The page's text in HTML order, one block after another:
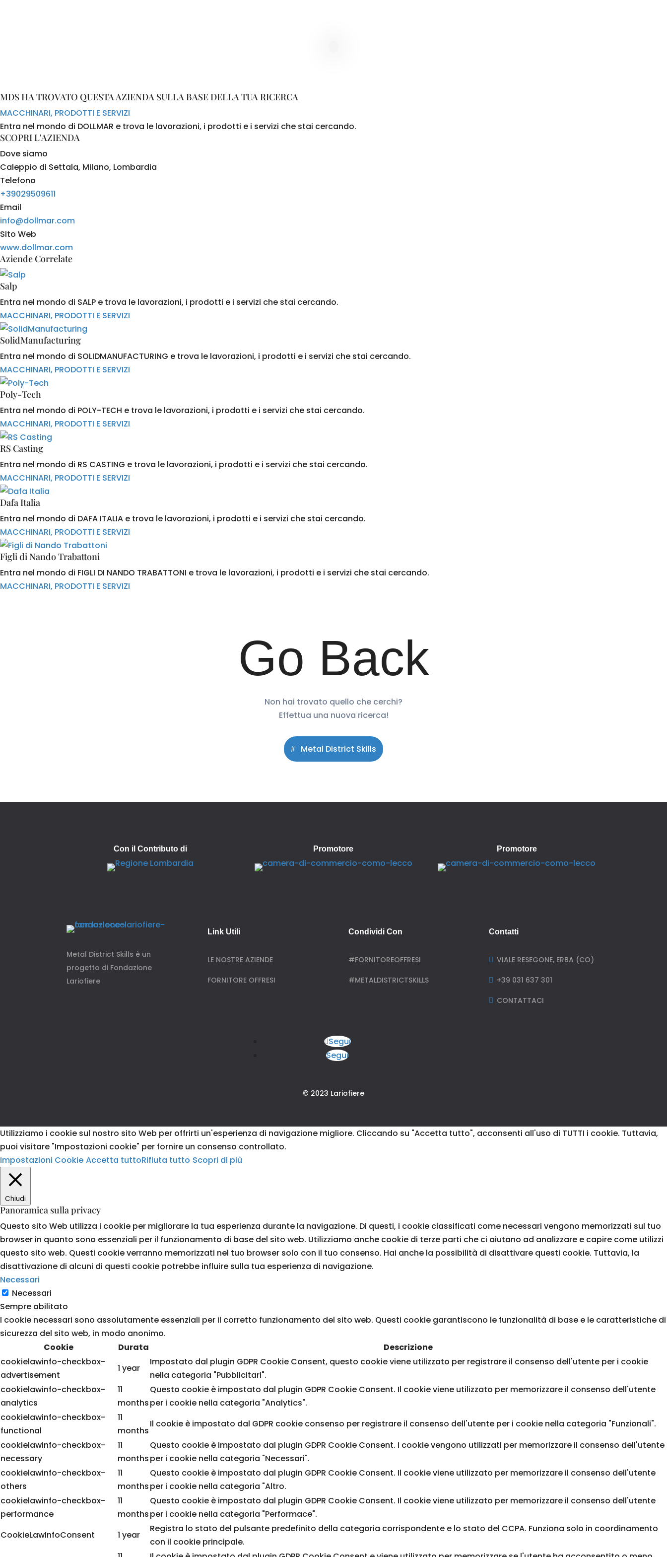
MDS HA TROVATO QUESTA AZIENDA SULLA BASE DELLA TUA RICERCA
MACCHINARI, PRODOTTI E SERVIZI
Entra nel mondo di DOLLMAR e trova le lavorazioni, i prodotti e i servizi che stai cercando.
SCOPRI L'AZIENDA
Dove siamo
Caleppio di Settala, Milano, Lombardia
Telefono
+39029509611
Email
info@dollmar.com
Sito Web
www.dollmar.com
Aziende Correlate
Salp
Entra nel mondo di SALP e trova le lavorazioni, i prodotti e i servizi che stai cercando.
MACCHINARI, PRODOTTI E SERVIZI
SolidManufacturing
Entra nel mondo di SOLIDMANUFACTURING e trova le lavorazioni, i prodotti e i servizi che stai cercando.
MACCHINARI, PRODOTTI E SERVIZI
Poly-Tech
Entra nel mondo di POLY-TECH e trova le lavorazioni, i prodotti e i servizi che stai cercando.
MACCHINARI, PRODOTTI E SERVIZI
RS Casting
Entra nel mondo di RS CASTING e trova le lavorazioni, i prodotti e i servizi che stai cercando.
MACCHINARI, PRODOTTI E SERVIZI
Dafa Italia
Entra nel mondo di DAFA ITALIA e trova le lavorazioni, i prodotti e i servizi che stai cercando.
MACCHINARI, PRODOTTI E SERVIZI
Figli di Nando Trabattoni
Entra nel mondo di FIGLI DI NANDO TRABATTONI e trova le lavorazioni, i prodotti e i servizi che stai cercando.
MACCHINARI, PRODOTTI E SERVIZI
Go Back
Non hai trovato quello che cerchi?
Effettua una nuova ricerca!
Metal District Skills
Con il Contributo di Promotore Promotore
Metal District Skills è un
progetto di Fondazione
Lariofiere
Link Utili
LE NOSTRE AZIENDE
FORNITORE OFFRESI
Condividi Con
#FORNITOREOFFRESI
#METALDISTRICTSKILLS
Contatti
 VIALE RESEGONE, ERBA (CO)
 +39 031 637 301
 CONTATTACI
Segui
Segui
© 2023 Lariofiere
Utilizziamo i cookie sul nostro sito Web per offrirti un'esperienza di navigazione migliore. Cliccando su "Accetta tutto", acconsenti all'uso di TUTTI i cookie. Tuttavia,
puoi visitare "Impostazioni cookie" per fornire un consenso controllato.
Impostazioni Cookie Accetta tuttoRifiuta tutto Scopri di più
Chiudi
Panoramica sulla privacy
Questo sito Web utilizza i cookie per migliorare la tua esperienza durante la navigazione. Di questi, i cookie classificati come necessari vengono memorizzati sul tuo
browser in quanto sono essenziali per il funzionamento di base del sito web. Utilizziamo anche cookie di terze parti che ci aiutano ad analizzare e capire come utilizzi
questo sito web. Questi cookie verranno memorizzati nel tuo browser solo con il tuo consenso. Hai anche la possibilità di disattivare questi cookie. Tuttavia, la
disattivazione di alcuni di questi cookie potrebbe influire sulla tua esperienza di navigazione.
Necessari
Necessari
Sempre abilitato
I cookie necessari sono assolutamente essenziali per il corretto funzionamento del sito web. Questi cookie garantiscono le funzionalità di base e le caratteristiche di
sicurezza del sito web, in modo anonimo.
Cookie
Durata
Descrizione
cookielawinfo-checkbox-
advertisement
1 year
Impostato dal plugin GDPR Cookie Consent, questo cookie viene utilizzato per registrare il consenso dell'utente per i cookie
nella categoria "Pubblicitari".
cookielawinfo-checkbox-
analytics
11
months
Questo cookie è impostato dal plugin GDPR Cookie Consent. Il cookie viene utilizzato per memorizzare il consenso dell'utente
per i cookie nella categoria "Analytics".
cookielawinfo-checkbox-
functional
11
months
Il cookie è impostato dal GDPR cookie consenso per registrare il consenso dell'utente per i cookie nella categoria "Funzionali".
cookielawinfo-checkbox-
necessary
11
months
Questo cookie è impostato dal plugin GDPR Cookie Consent. I cookie vengono utilizzati per memorizzare il consenso dell'utente
per i cookie nella categoria "Necessari".
cookielawinfo-checkbox-
others
11
months
Questo cookie è impostato dal plugin GDPR Cookie Consent. Il cookie viene utilizzato per memorizzare il consenso dell'utente
per i cookie nella categoria "Altro.
cookielawinfo-checkbox-
performance
11
months
Questo cookie è impostato dal plugin GDPR Cookie Consent. Il cookie viene utilizzato per memorizzare il consenso dell'utente
per i cookie nella categoria "Performace".
CookieLawInfoConsent
1 year
Registra lo stato del pulsante predefinito della categoria corrispondente e lo stato del CCPA. Funziona solo in coordinamento
con il cookie principale.